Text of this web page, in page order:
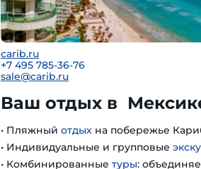
carib.ru
+7 495 785-36-76
sale@carib.ru
Ваш отдых в
• Пляжный отдых на побережье
• Индивидуальные и групповые
• Комбинированные туры: